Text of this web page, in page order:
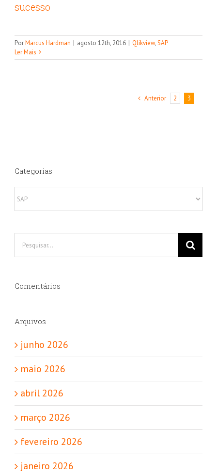
sucesso
PorMarcus Hardman | agosto 12th, 2016 | Qlikview,SAP
Ler Mais
Anterior 2 3
Categorias
Categorias
Buscar
resultados
Comentários
Arquivos
junho 2026
maio 2026
abril 2026
março 2026
fevereiro 2026
janeiro 2026